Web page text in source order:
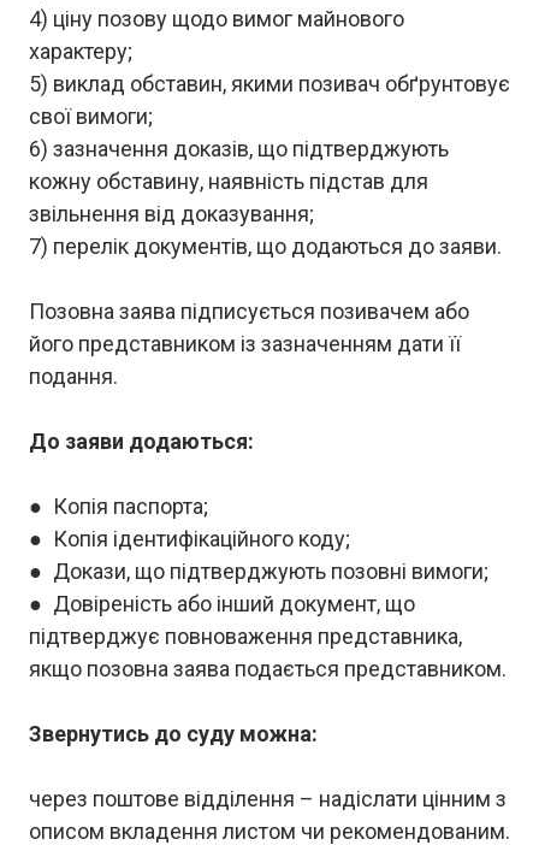
4) ціну позову щодо вимог майнового
характеру;
5) виклад обставин, якими позивач обґрунтовує
свої вимоги;
6) зазначення доказів, що підтверджують
кожну обставину, наявність підстав для
звільнення від доказування;
7) перелік документів, що додаються до заяви.
Позовна заява підписується позивачем або
його представником із зазначенням дати її
подання.
До заяви додаються:
● Копія паспорта;
● Копія ідентифікаційного коду;
● Докази, що підтверджують позовні вимоги;
● Довіреність або інший документ, що
підтверджує повноваження представника,
якщо позовна заява подається представником.
Звернутись до суду можна:
через поштове відділення – надіслати цінним з
описом вкладення листом чи рекомендованим.